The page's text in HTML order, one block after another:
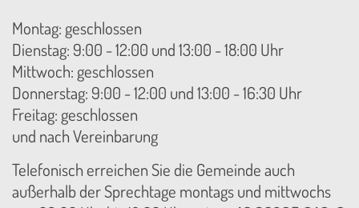
Montag: geschlossen
Dienstag: 9:00 - 12:00 und 13:00 - 18:00 Uhr
Mittwoch: geschlossen
Donnerstag: 9:00 - 12:00 und 13:00 - 16:30 Uhr
Freitag: geschlossen
und nach Vereinbarung
Telefonisch erreichen Sie die Gemeinde auch
außerhalb der Sprechtage montags und mittwochs